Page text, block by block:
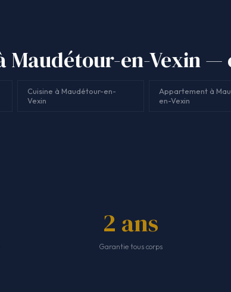
Maudétour-en-Vexin —
Cuisine à Maudétour-en-
Vexin
Appartement à
en-Vexin
2 ans
Garantie tous corps